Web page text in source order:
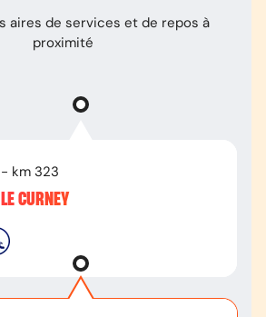
aires de services et de repos à
proximité
- km 323
CURNEY